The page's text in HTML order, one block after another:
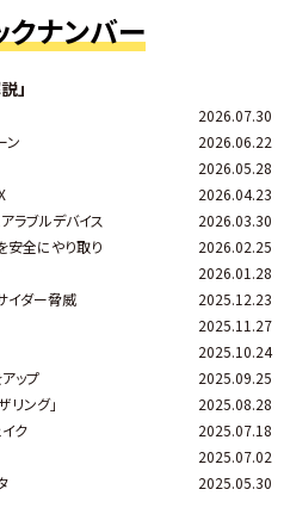
ナンバー
」
2026.07.30
ン
2026.06.22
2026.05.28
2026.04.23
ラブルデバイス
2026.03.30
安全にやり取り
2026.02.25
2026.01.28
イダー脅威
2025.12.23
2025.11.27
2025.10.24
ップ
2025.09.25
リング」
2025.08.28
ク
2025.07.18
2025.07.02
2025.05.30